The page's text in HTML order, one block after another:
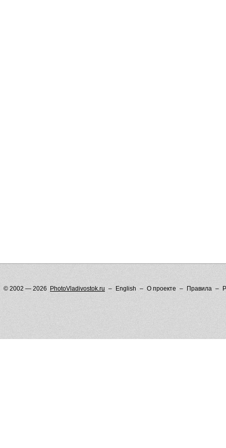
© 2002 — 2026 PhotoVladivostok.ru English О проекте Правила